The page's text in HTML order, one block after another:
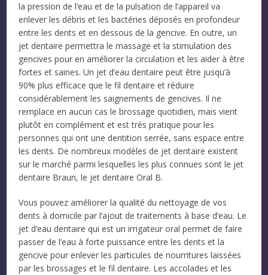
la pression de l’eau et de la pulsation de l’appareil va
enlever les débris et les bactéries déposés en profondeur
entre les dents et en dessous de la gencive. En outre, un
jet dentaire permettra le massage et la stimulation des
gencives pour en améliorer la circulation et les aider à être
fortes et saines. Un jet d’eau dentaire peut être jusqu’à
90% plus efficace que le fil dentaire et réduire
considérablement les saignements de gencives. Il ne
remplace en aucun cas le brossage quotidien, mais vient
plutôt en complément et est très pratique pour les
personnes qui ont une dentition serrée, sans espace entre
les dents. De nombreux modèles de jet dentaire existent
sur le marché parmi lesquelles les plus connues sont le jet
dentaire Braun, le jet dentaire Oral B.
Vous pouvez améliorer la qualité du nettoyage de vos
dents à domicile par l’ajout de traitements à base d’eau. Le
jet d’eau dentaire qui est un irrigateur oral permet de faire
passer de l’eau à forte puissance entre les dents et la
gencive pour enlever les particules de nourritures laissées
par les brossages et le fil dentaire. Les accolades et les